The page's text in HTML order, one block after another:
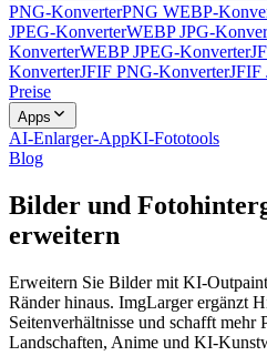
PNG-KonverterPNG WEBP-
JPEG-KonverterWEBP JPG-
KonverterWEBP JPEG-Konverter
KonverterJFIF PNG-KonverterJFIF
Preise
Apps
AI-Enlarger-AppKI-Fototools
Blog
Bilder und
erweitern
Erweitern Sie Bilder mit KI-
Ränder hinaus. ImgLarger ergänzt
Seitenverhältnisse und schafft mehr
Landschaften, Anime und KI-